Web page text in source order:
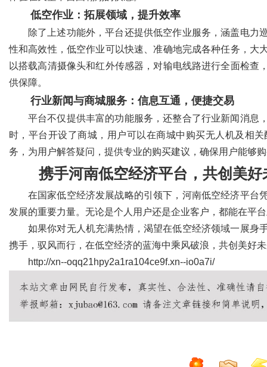
低空作业：拓展领域，提升效率
除了上述功能外，平台还提供低空作业服务，涵盖电力
性和高效性，低空作业可以快速、准确地完成各种任务，大
以搭载高清摄像头和红外传感器，对输电线路进行全面检
供保障。
行业新闻与商城服务：信息互通，便捷交易
平台不仅提供丰富的功能服务，还整合了行业新闻消息
时，平台开设了商城，用户可以在商城中购买无人机及相
务，为用户解答疑问，提供专业的购买建议，确保用户能够
携手河南低空经济平台，共创美好
在国家低空经济发展战略的引领下，河南低空经济平台
发展的重要力量。无论是个人用户还是企业客户，都能在平
如果你对无人机充满热情，渴望在低空经济领域一展身
携手，驭风而行，在低空经济的蓝海中乘风破浪，共创美好
http://xn--oqq21hpy2a1ra104ce9f.xn--io0a7i/